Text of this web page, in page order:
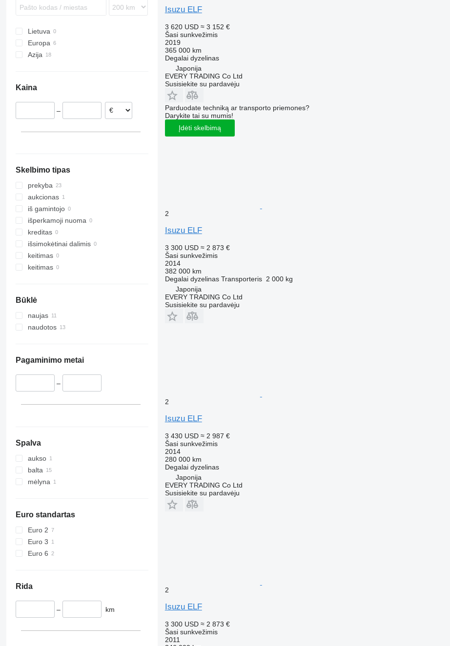
Sprinter
Vario
Zetros
Midlum
T-series
Terberg
Lietuva
Europa
Belgija
Azija
Uzbekija
Kaina
–
Skelbimo tipas
prekyba
aukcionas
iš gamintojo
išperkamoji nuoma
kreditas
išsimokėtinai dalimis
keitimas
keitimas
Būklė
naujas
naudotos
Pagaminimo metai
–
Spalva
aukso
balta
mėlyna
Euro standartas
Euro 2
Euro 3
Euro 6
Rida
– km
Isuzu ELF
3 620 USD ≈ 3 152 €
Šasi sunkvežimis
2019
365 000 km
Degalai dyzelinas
Japonija
EVERY TRADING Co Ltd
Susisiekite su pardavėju
Parduodate techniką ar transporto priemones?
Darykite tai su mumis!
Įdėti skelbimą
2
Isuzu ELF
3 300 USD ≈ 2 873 €
Šasi sunkvežimis
2014
382 000 km
Degalai dyzelinas Transporteris 2 000 kg
Japonija
EVERY TRADING Co Ltd
Susisiekite su pardavėju
2
Isuzu ELF
3 430 USD ≈ 2 987 €
Šasi sunkvežimis
2014
280 000 km
Degalai dyzelinas
Japonija
EVERY TRADING Co Ltd
Susisiekite su pardavėju
2
Isuzu ELF
3 300 USD ≈ 2 873 €
Šasi sunkvežimis
2011